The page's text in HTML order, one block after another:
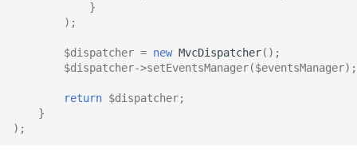
}
);
$dispatcher = new MvcDispatcher();
$dispatcher->setEventsManager($eventsManager);
return $dispatcher;
}
);